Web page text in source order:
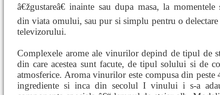
â€žgustareâ€ inainte sau dupa masa, la momentele
din viata omului, sau pur si simplu pentru o
televizorului.
Complexele arome ale vinurilor depind de tipul de
din care acestea sunt facute, de tipul solului si de
atmosferice. Aroma vinurilor este compusa din peste
ingrediente si inca din secolul I vinului i s-a